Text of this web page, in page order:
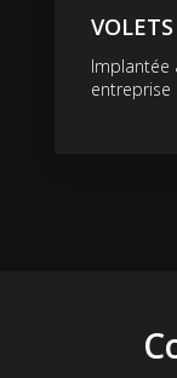
Implantée
entreprise